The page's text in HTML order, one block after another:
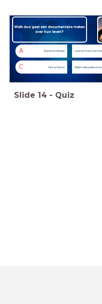
Welk duo gaat een documentaire maken
over hun leven?
A Bassie en Adriaan Louis en Truus (van
C Nick en Simon Willem-Alexander en
Slide 14 - Quiz